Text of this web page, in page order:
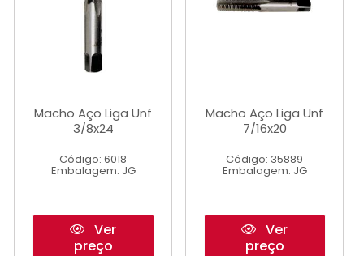
Macho Aço Liga Unf
3/8x24
Código: 6018
Embalagem: JG
Ver
preço
Macho Aço Liga Unf
7/16x20
Código: 35889
Embalagem: JG
Ver
preço